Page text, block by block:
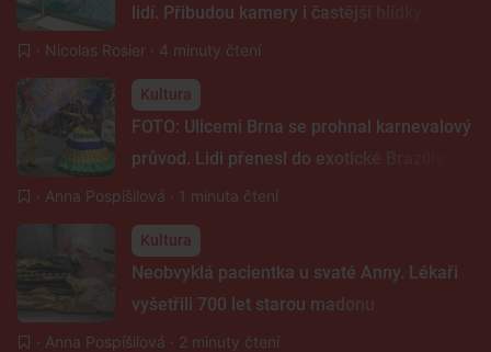
lidí. Přibudou kamery i častější hlídky
· Nicolas Rosier · 4 minuty čtení
Kultura
FOTO: Ulicemi Brna se prohnal karnevalový
průvod. Lidi přenesl do exotické Brazílie
· Anna Pospíšilová · 1 minuta čtení
Kultura
Neobvyklá pacientka u svaté Anny. Lékaři
vyšetřili 700 let starou madonu
· Anna Pospíšilová · 2 minuty čtení